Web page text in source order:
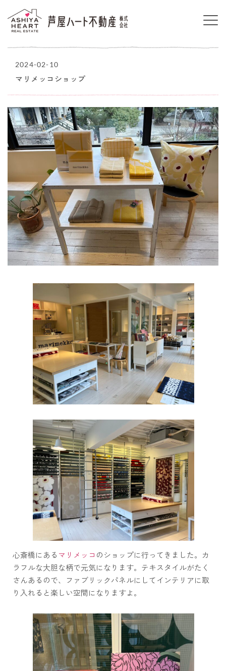
2024-02-10
マリメッコショップ
心斎橋にある マリメッコ のショップに行ってきました。カ
ラフルな大胆な柄で元気になります。テキスタイルがたく
さんあるので、ファブリックパネルにしてインテリアに取
り入れると楽しい空間になりますよ。